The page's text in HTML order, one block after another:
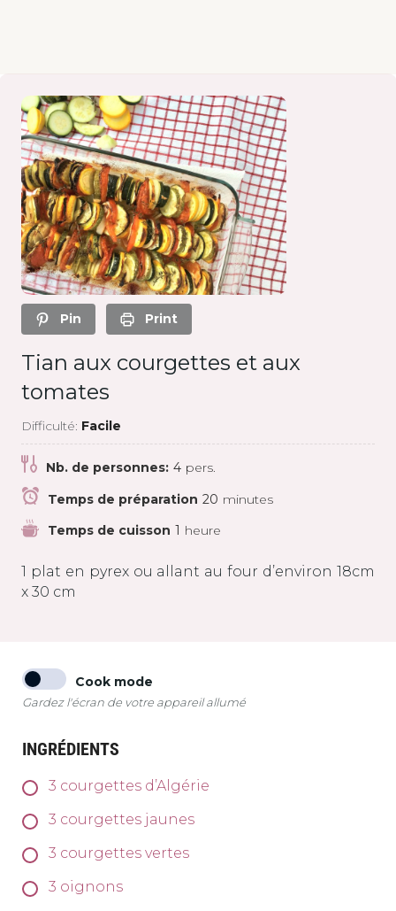
Pin Print
Tian aux courgettes et aux
tomates
Difficulté: Facile
Nb. de personnes: 4 pers.
Temps de préparation 20 minutes
Temps de cuisson 1 heure
1 plat en pyrex ou allant au four d’environ 18cm
x 30 cm
Cook mode
Gardez l'écran de votre appareil allumé
INGRÉDIENTS
3 courgettes d’Algérie
3 courgettes jaunes
3 courgettes vertes
3 oignons